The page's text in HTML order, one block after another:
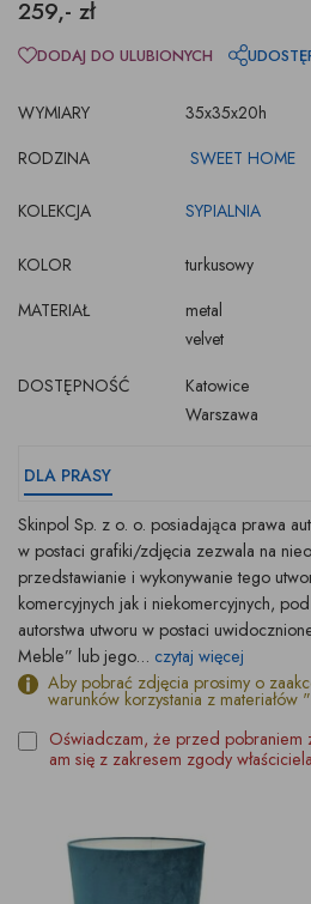
259,- zł
WYMIARY
35x35x20h
RODZINA
SWEET HOME
KOLEKCJA SYPIALNIA
KOLOR
turkusowy
MATERIAŁ
metal
velvet
DOSTĘPNOŚĆ
Katowice
Warszawa
DODAJ DO ULUBIONYCH
DLA PRASY
Skinpol Sp. z o. o. posiadająca prawa
w postaci grafiki/zdjęcia zezwala na
przedstawianie i wykonywanie tego
komercyjnych jak i niekomercyjnych,
autorstwa utworu w postaci
Meble” lub jego... czytaj więcej
Aby pobrać zdjęcia prosimy o
warunków korzystania z materiałów
Oświadczam, że przed pobraniem
am się z zakresem zgody